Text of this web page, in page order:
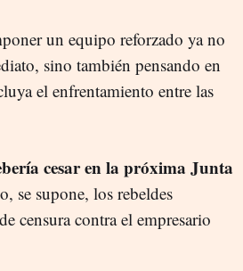
un equipo reforzado ya no
sino también pensando en
el enfrentamiento entre las
cesar en la próxima Junta
se supone, los rebeldes
censura contra el empresario